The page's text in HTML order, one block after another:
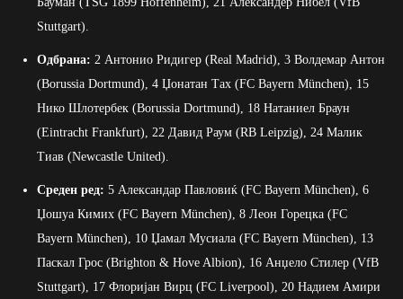
Stuttgart).
Одбрана: 2 Антонио Ридигер (Real Madrid), 3 Волдемар Антон
(Borussia Dortmund), 4 Џонатан Тах (FC Bayern München), 15
Нико Шлотербек (Borussia Dortmund), 18 Натаниел Браун
(Eintracht Frankfurt), 22 Давид Раум (RB Leipzig), 24 Малик
Тиав (Newcastle United).
Среден ред: 5 Александар Павловиќ (FC Bayern München), 6
Џошуа Кимих (FC Bayern München), 8 Леон Горецка (FC
Bayern München), 10 Џамал Мусиала (FC Bayern München), 13
Паскал Грос (Brighton & Hove Albion), 16 Анџело Стилер (VfB
Stuttgart), 17 Флоријан Вирц (FC Liverpool), 20 Надием Амири